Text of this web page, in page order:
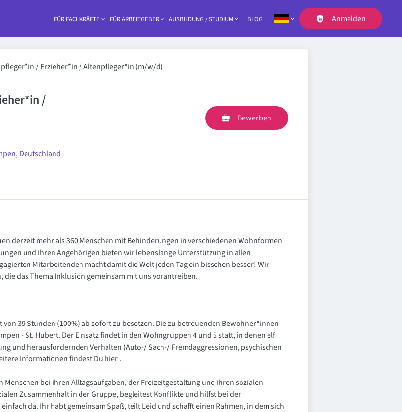
Haupt-Navigation
FÜR FACHKRÄFTE FÜR ARBEITGEBER AUSBILDUNG / STUDIUM BLOG Anmelden
/ Erzieher*in / Altenpfleger*in (m/w/d)
/
Deutschland
Bewerben
derzeit mehr als 360 Menschen mit Behinderungen in verschiedenen Wohnformen
und ihren Angehörigen bieten wir lebenslange Unterstützung in allen
Mitarbeitenden macht damit die Welt jeden Tag ein bisschen besser! Wir
das Thema Inklusion gemeinsam mit uns vorantreiben.
39 Stunden (100%) ab sofort zu besetzen. Die zu betreuenden Bewohner*innen
- St. Hubert. Der Einsatz findet in den Wohngruppen 4 und 5 statt, in denen elf
und herausfordernden Verhalten (Auto-/ Sach-/ Fremdaggressionen, psychischen
Informationen findest Du hier .
bei ihren Alltagsaufgaben, der Freizeitgestaltung und ihren sozialen
Zusammenhalt in der Gruppe, begleitest Konflikte und hilfst bei der
da. Ihr habt gemeinsam Spaß, teilt Leid und schafft einen Rahmen, in dem sich